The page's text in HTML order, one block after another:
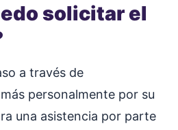
solicitar el
a través de
personalmente por su
una asistencia por parte